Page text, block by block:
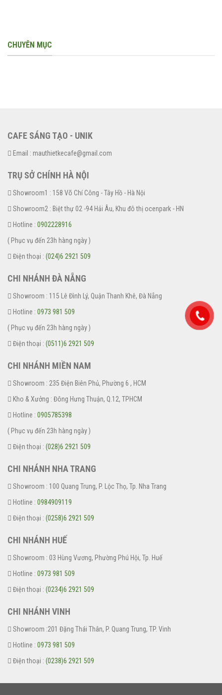
CHUYÊN MỤC
CAFE SÁNG TẠO - UNIK
Email : mauthietkecafe@gmail.com
TRỤ SỞ CHÍNH HÀ NỘI
Showroom1 : 158 Võ Chí Công - Tây Hồ - Hà Nội
Showroom2 : Biệt thự 02 -94 Hải Âu, Khu đô thị ocenpark - HN
Hotline : 0902228916
( Phục vụ đến 23h hàng ngày )
Điện thoại : (024)6 2921 509
CHI NHÁNH ĐÀ NẴNG
Showroom : 115 Lê Đình Lý, Quận Thanh Khê, Đà Nẵng
Hotline : 0973 981 509
( Phục vụ đến 23h hàng ngày )
Điện thoại : (0511)6 2921 509
CHI NHÁNH MIỀN NAM
Showroom : 235 Điện Biên Phủ, Phường 6 , HCM
Kho & Xưởng : Đông Hưng Thuận, Q.12, TPHCM
Hotline : 0905785398
( Phục vụ đến 23h hàng ngày )
Điện thoại : (028)6 2921 509
CHI NHÁNH NHA TRANG
Showroom : 100 Quang Trung, P. Lộc Thọ, Tp. Nha Trang
Hotline : 0984909119
Điện thoại : (0258)6 2921 509
CHI NHÁNH HUẾ
Showroom : 03 Hùng Vương, Phường Phú Hội, Tp. Huế
Hotline : 0973 981 509
Điện thoại : (0234)6 2921 509
CHI NHÁNH VINH
Showroom :201 Đặng Thái Thân, P. Quang Trung, TP. Vinh
Hotline : 0973 981 509
Điện thoại : (0238)6 2921 509